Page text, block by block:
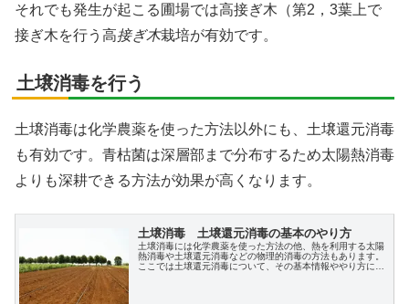
それでも発生が起こる圃場では高接ぎ木（第2，3葉上で
接ぎ木を行う高接ぎ木栽培が有効です。
土壌消毒を行う
土壌消毒は化学農薬を使った方法以外にも、土壌還元消毒
も有効です。青枯菌は深層部まで分布するため太陽熱消毒
よりも深耕できる方法が効果が高くなります。
土壌消毒 土壌還元消毒の基本のやり方
土壌消毒には化学農薬を使った方法の他、熱を利用する太陽
熱消毒や土壌還元消毒などの物理的消毒の方法もあります。
ここでは土壌還元消毒について、その基本情報ややり方につ